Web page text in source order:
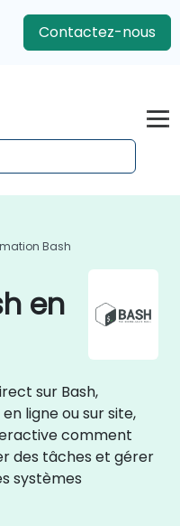
Contactez-nous
Bash
en
sur Bash,
ligne ou sur site,
comment
des tâches et gérer
systèmes